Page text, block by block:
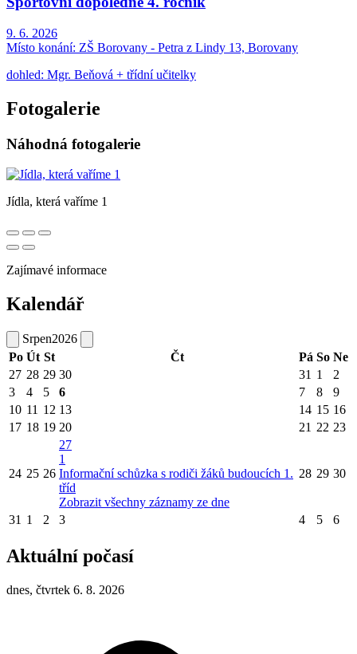
9. 6. 2026
Místo konání: ZŠ Borovany - Petra z Lindy 13, Borovany
dohled: Mgr. Beňová + třídní učitelky
Fotogalerie
Náhodná fotogalerie
Jídla, která vaříme 1
Zajímavé informace
Kalendář
Srpen2026
Po Út St Čt Pá So Ne
27 28 29 30 31 1
2
3
4 5 6 7 8
9
10 11 12 13 14 15 16
17 18 19 20 21 22 23
24 25 26
27
1
Informační schůzka s rodiči žáků budoucích 1.
tříd
Zobrazit všechny záznamy ze dne
28 29 30
31 1 2 3 4 5 6
Aktuální počasí
dnes, čtvrtek 6. 8. 2026